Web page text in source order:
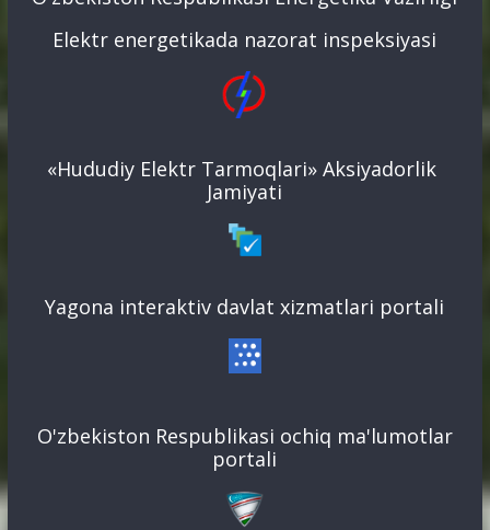
Elektr energetikada nazorat inspeksiyasi
«Hududiy Elektr Tarmoqlari» Aksiyadorlik
Jamiyati
Yagona interaktiv davlat xizmatlari portali
O'zbekiston Respublikasi ochiq ma'lumotlar
portali